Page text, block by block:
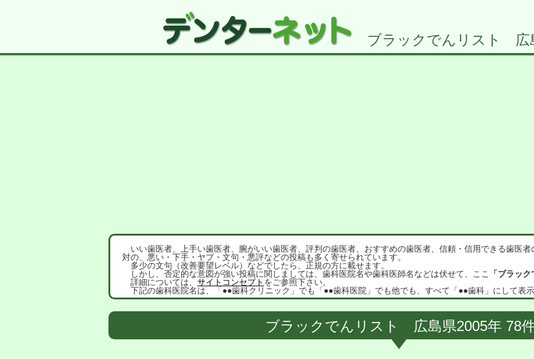
ブラックでんリスト 広
いい歯医者、上手い歯医者、腕がいい歯医者、評判の歯医者、おすすめの歯医者、信頼・信用できる歯医
対の、悪い・下手・ヤブ・文句・悪評などの投稿も多く寄せられています。
多少の文句（改善要望レベル）などでしたら、正規の方に載せます。
しかし、否定的な意図が強い投稿に関しましては、歯科医院名や歯科医師名などは伏せて、ここ
「ブラッ
詳細については、 サイトコンセプト をご参照下さい。
下記の歯科医院名は、「●●歯科クリニック」でも「●●歯科医院」でも他でも、すべて「●●歯科」にして表
ブラックでんリスト 広島県2005年 78